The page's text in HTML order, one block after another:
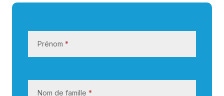
c
Prénom *
Nom de famille *